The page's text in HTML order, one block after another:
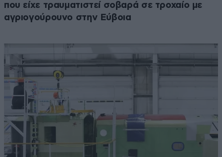
που είχε τραυματιστεί σοβαρά σε τροχαίο με
αγριογούρουνο στην Εύβοια